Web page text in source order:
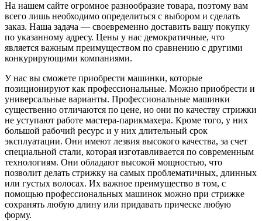
На нашем сайте огромное разнообразие товара, поэтому вам
всего лишь необходимо определиться с выбором и сделать
заказ. Наша задача — своевременно доставить вашу покупку
по указанному адресу. Цены у нас демократичные, что
является важным преимуществом по сравнению с другими
конкурирующими компаниями.
У нас вы сможете приобрести машинки, которые
позиционируют как профессиональные. Можно приобрести и
универсальные варианты. Профессиональные машинки
существенно отличаются по цене, но они по качеству стрижки
не уступают работе мастера-парикмахера. Кроме того, у них
большой рабочий ресурс и у них длительный срок
эксплуатации. Они имеют лезвия высокого качества, за счет
специальной стали, которая изготавливается по современным
технологиям. Они обладают высокой мощностью, что
позволит делать стрижку на самых проблематичных, длинных
или густых волосах. Их важное преимущество в том, с
помощью профессиональных машинок можно при стрижке
сохранять любую длину или придавать прическе любую
форму.